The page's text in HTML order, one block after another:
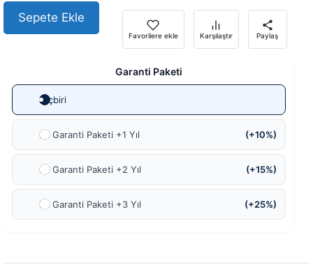
Sepete Ekle
Favorilere ekle Karşılaştır Paylaş
Garanti Paketi
Hiçbiri
Ek Garanti Paketi +1 Yıl (+10%)
Ek Garanti Paketi +2 Yıl (+15%)
Ek Garanti Paketi +3 Yıl (+25%)